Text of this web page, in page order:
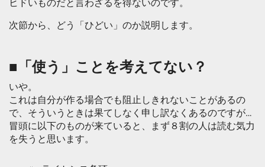
ヒドいものだと言わざるを得ないのです。
次節から、どう「ひどい」のか説明します。
■「使う」ことを考えてない？
いや。
これは自分が作る場合でも阻止しきれないことがあるの
で、そういうときは果てしなく申し訳なくあるのですが…
冒頭に以下のものが来ていると、まず８割の人は読む気力
を失うと思います。